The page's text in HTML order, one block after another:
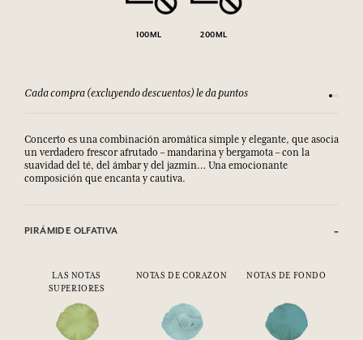
100ML 200ML
Cada compra (excluyendo descuentos) le da puntos
Concerto es una combinación aromática simple y elegante, que asocia
un verdadero frescor afrutado – mandarina y bergamota – con la
suavidad del té, del ámbar y del jazmín… Una emocionante
composición que encanta y cautiva.
PIRÁMIDE OLFATIVA
LAS NOTAS
SUPERIORES
NOTAS DE CORAZON NOTAS DE FONDO